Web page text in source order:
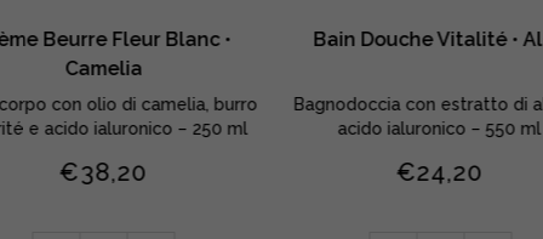
Beurre Fleur Blanc •
Camelia
con olio di camelia, burro
e acido ialuronico – 250 ml
€38,20
Bain Douche Vitalité •
Bagnodoccia con estratto di
acido ialuronico – 550 ml
€24,20